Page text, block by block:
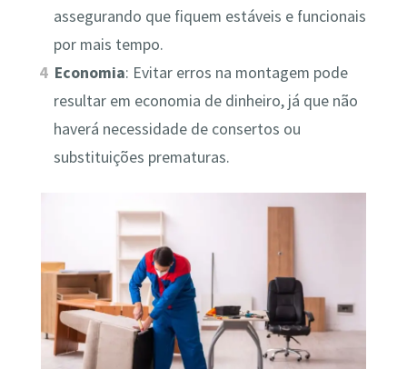
assegurando que fiquem estáveis e funcionais
por mais tempo.
Economia: Evitar erros na montagem pode
resultar em economia de dinheiro, já que não
haverá necessidade de consertos ou
substituições prematuras.